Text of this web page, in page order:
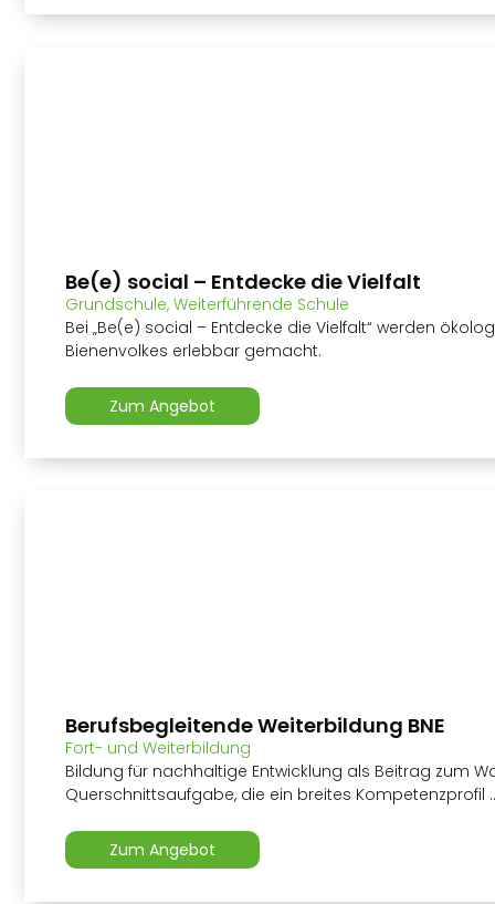
Be(e) social – Entdecke die Vielfalt
Grundschule, Weiterführende Schule
Bei „Be(e) social – Entdecke die Vielfalt“ werden
Bienenvolkes erlebbar gemacht.
Zum Angebot
Berufsbegleitende Weiterbildung BNE
Fort- und Weiterbildung
Bildung für nachhaltige Entwicklung als Beitrag zum
Querschnittsaufgabe, die ein breites Kompetenzprofil
Zum Angebot